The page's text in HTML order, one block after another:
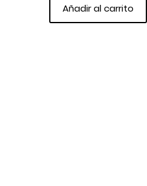
Añadir al carrito